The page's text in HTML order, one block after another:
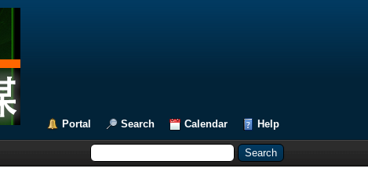
Portal Search Calendar Help